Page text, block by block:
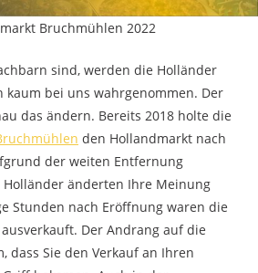
Bruchmühlen 2022
sind, werden die Holländer
kaum bei uns wahrgenommen. Der
das ändern. Bereits 2018 holte die
den Hollandmarkt nach
der weiten Entfernung
änderten Ihre Meinung
Stunden nach Eröffnung waren die
Der Andrang auf die
dass Sie den Verkauf an Ihren